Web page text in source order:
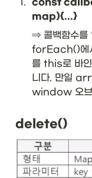
map){...}
⇒ 콜백함수를
forEach()에
를 this로 바인
니다. 만일
window 오브
delete()